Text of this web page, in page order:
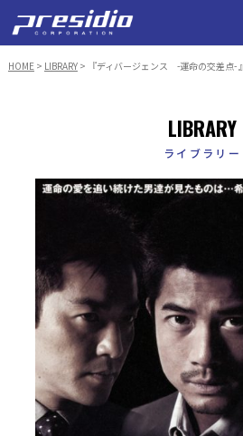
HOME> LIBRARY> 『ディバージェンス -運命の交差点- 』
LIBRARY
ライブラリー